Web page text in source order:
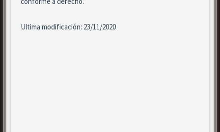
Ultima modificación: 23/11/2020